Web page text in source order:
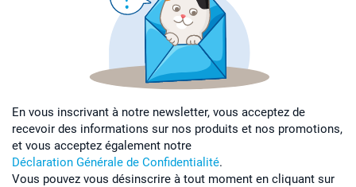
En vous inscrivant à notre newsletter, vous acceptez de
recevoir des informations sur nos produits et nos promotions,
et vous acceptez également notre
Déclaration Générale de Confidentialité.
Vous pouvez vous désinscrire à tout moment en cliquant sur